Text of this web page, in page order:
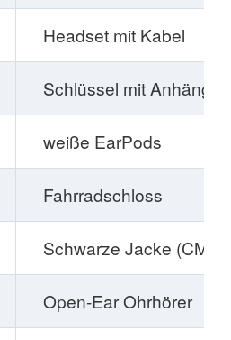
Headset mit Kabel
Schlüssel mit
weiße EarPods
Fahrradschloss
Schwarze Jacke (CMP)
Open-Ear Ohrhörer